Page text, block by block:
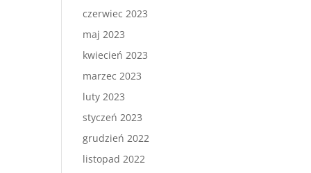
czerwiec 2023
maj 2023
kwiecień 2023
marzec 2023
luty 2023
styczeń 2023
grudzień 2022
listopad 2022